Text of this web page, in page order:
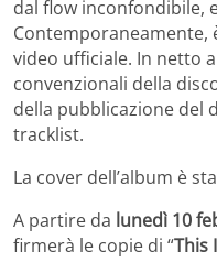
dal flow inconfondibile,
Contemporaneamente,
video ufficiale. In netto
convenzionali della
della pubblicazione del
tracklist.
La cover dell’album è
A partire da lunedì 10
firmerà le copie di “This